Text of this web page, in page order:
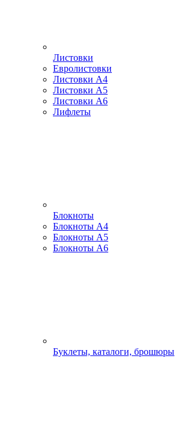
Листовки
Евролистовки
Листовки А4
Листовки А5
Листовки А6
Лифлеты
Блокноты
Блокноты А4
Блокноты А5
Блокноты А6
Буклеты, каталоги, брошюры